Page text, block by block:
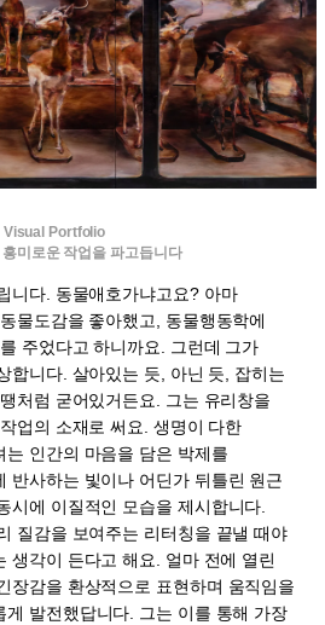
Visual Portfolio
미로운 작업을 파고듭니다
니다. 동물애호가냐고요? 아마
물도감을 좋아했고, 동물행동학에
주었다고 하니까요. 그런데 그가
합니다. 살아있는 듯, 아닌 듯, 잡히는
처럼 굳어있거든요. 그는 유리창을
업의 소재로 써요. 생명이 다한
는 인간의 마음을 담은 박제를
반사하는 빛이나 어딘가 뒤틀린 원근
시에 이질적인 모습을 제시합니다.
질감을 보여주는 리터칭을 끝낼 때야
생각이 든다고 해요. 얼마 전에 열린
장감을 환상적으로 표현하며 움직임을
게 발전했답니다. 그는 이를 통해 가장